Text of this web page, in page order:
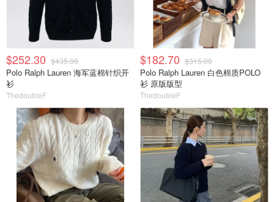
$252.30 $435.00
Polo Ralph Lauren 海军蓝棉针织开
衫
ThedoubleF
$182.70 $315.00
Polo Ralph Lauren 白色棉质POLO
衫 原版版型
ThedoubleF